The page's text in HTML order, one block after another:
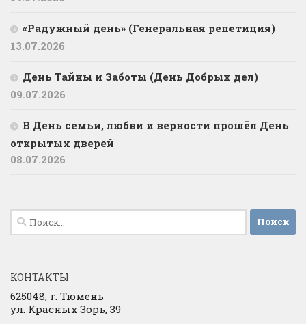
«Радужный день» (Генеральная репетиция)
13.07.2026
День Тайны и Заботы (День Добрых дел)
09.07.2026
В День семьи, любви и верности прошёл День
открытых дверей
08.07.2026
Найти:
КОНТАКТЫ
625048, г. Тюмень
ул. Красных Зорь, 39